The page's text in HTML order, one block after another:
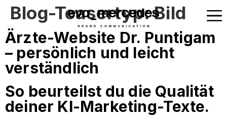
Blog-Teasertyp:Bild
Ärzte-Website Dr. Puntigam
– persönlich und leicht
verständlich
So beurteilst du die Qualität
deiner KI-Marketing-Texte.